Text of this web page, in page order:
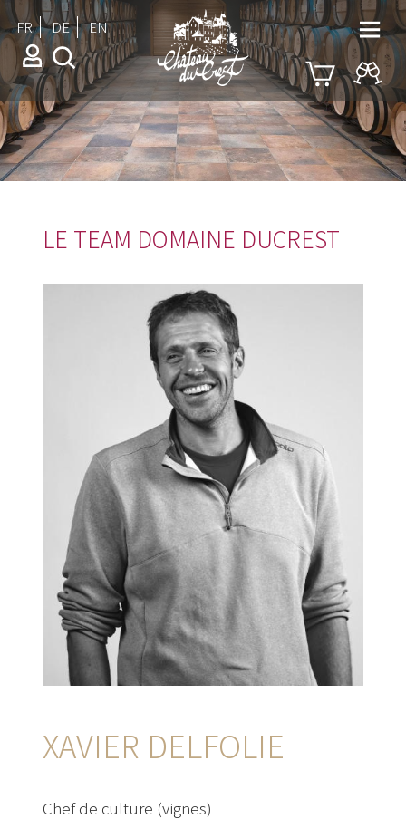
FR DE EN
LE TEAM DOMAINE DUCREST
XAVIER DELFOLIE
Chef de culture (vignes)